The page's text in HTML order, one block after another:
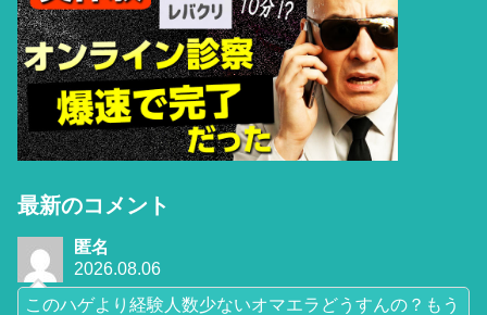
最新のコメント
匿名
2026.08.06
このハゲより経験人数少ないオマエラどうすんの？もう